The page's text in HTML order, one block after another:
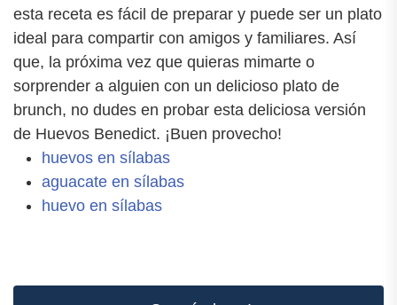
esta receta es fácil de preparar y puede ser un plato
ideal para compartir con amigos y familiares. Así
que, la próxima vez que quieras mimarte o
sorprender a alguien con un delicioso plato de
brunch, no dudes en probar esta deliciosa versión
de Huevos Benedict. ¡Buen provecho!
huevos en sílabas
aguacate en sílabas
huevo en sílabas